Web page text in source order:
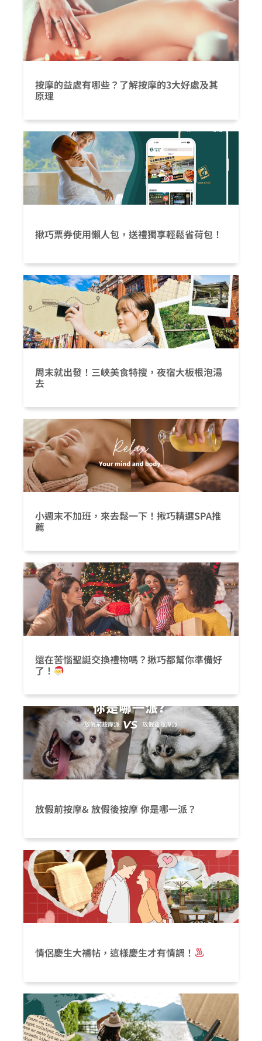
按摩的益處有哪些？了解按摩的3大好處及其
原理
揪巧票券使用懶人包，送禮獨享輕鬆省荷包！
周末就出發！三峽美食特搜，夜宿大板根泡湯
去
小週末不加班，來去鬆一下！揪巧精選SPA推
薦
還在苦惱聖誕交換禮物嗎？揪巧都幫你準備好
了！
放假前按摩& 放假後按摩 你是哪一派？
情侶慶生大補帖，這樣慶生才有情調！